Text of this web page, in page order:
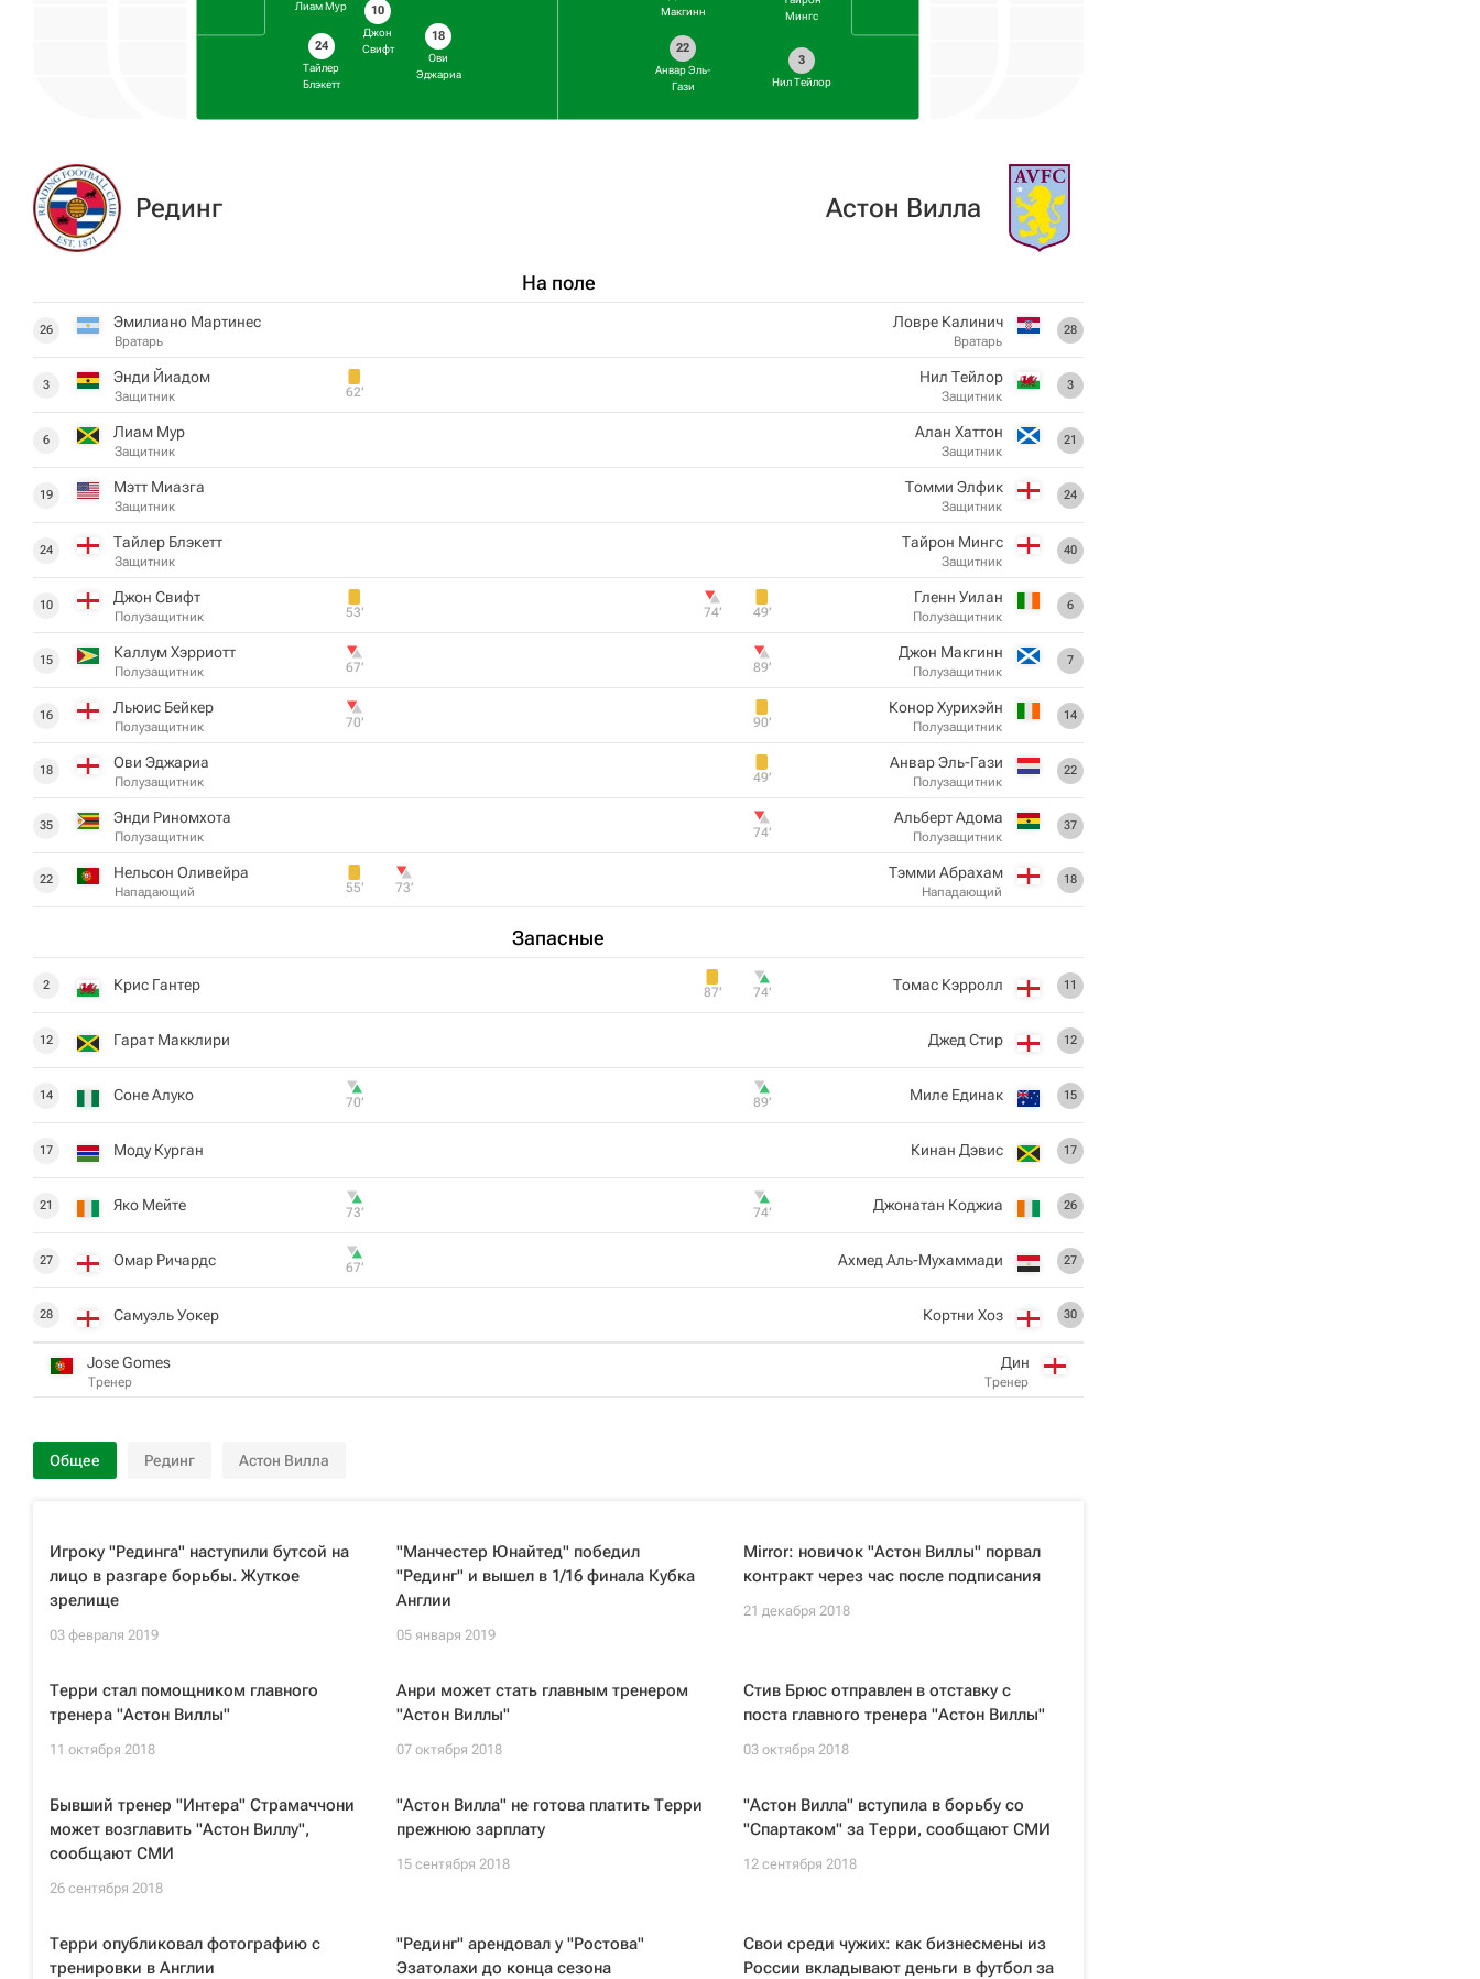
Лиам Мур
24
Тайлер
Блэкетт
10
Джон
Свифт
18
Ови
Эджариа
Мингс
3
Нил Тейлор
Макгинн
22
Анвар Эль-
Гази
Рединг
На поле
26 Эмилиано Мартинес
Вратарь
3 Энди Йиадом
Защитник 62‎’‎
6 Лиам Мур
Защитник
19 Мэтт Миазга
Защитник
24 Тайлер Блэкетт
Защитник
10 Джон Свифт
Полузащитник 53‎’‎
15 Каллум Хэрриотт
Полузащитник 67‎’‎
16 Льюис Бейкер
Полузащитник 70‎’‎
18 Ови Эджариа
Полузащитник
35 Энди Риномхота
Полузащитник
22 Нельсон Оливейра
Нападающий 55‎’‎ 73‎’‎
Запасные
2 Крис Гантер
12 Гарат Макклири
14 Соне Алуко 70‎’‎
17 Моду Курган
21 Яко Мейте 73‎’‎
27 Омар Ричардс 67‎’‎
28 Самуэль Уокер
Jose Gomes
Тренер
Астон Вилла
28
Ловре Калинич
Вратарь
3
Нил Тейлор
Защитник
21
Алан Хаттон
Защитник
24
Томми Элфик
Защитник
40
Тайрон Мингс
Защитник
6
Гленн Уилан
Полузащитник
49‎’‎
74‎’‎
7
Джон Макгинн
Полузащитник
89‎’‎
14
Конор Хурихэйн
Полузащитник
90‎’‎
22
Анвар Эль-Гази
Полузащитник
49‎’‎
37
Альберт Адома
Полузащитник
74‎’‎
18
Тэмми Абрахам
Нападающий
11
Томас Кэрролл
74‎’‎
87‎’‎
12
Джед Стир
15
Миле Единак
89‎’‎
17
Кинан Дэвис
26
Джонатан Коджиа
74‎’‎
27
Ахмед Аль-Мухаммади
30
Кортни Хоз
Дин
Тренер
Общее Рединг Астон Вилла
Игроку "Рединга" наступили бутсой на
лицо в разгаре борьбы. Жуткое
зрелище
03 февраля 2019
"Манчестер Юнайтед" победил
"Рединг" и вышел в 1/16 финала Кубка
Англии
05 января 2019
Mirror: новичок "Астон Виллы" порвал
контракт через час после подписания
21 декабря 2018
Терри стал помощником главного
тренера "Астон Виллы"
11 октября 2018
Анри может стать главным тренером
"Астон Виллы"
07 октября 2018
Стив Брюс отправлен в отставку с
поста главного тренера "Астон Виллы"
03 октября 2018
Бывший тренер "Интера" Страмаччони
может возглавить "Астон Виллу",
сообщают СМИ
26 сентября 2018
"Астон Вилла" не готова платить Терри
прежнюю зарплату
15 сентября 2018
"Астон Вилла" вступила в борьбу со
"Спартаком" за Терри, сообщают СМИ
12 сентября 2018
Терри опубликовал фотографию с
тренировки в Англии
"Рединг" арендовал у "Ростова"
Эзатолахи до конца сезона
Свои среди чужих: как бизнесмены из
России вкладывают деньги в футбол за